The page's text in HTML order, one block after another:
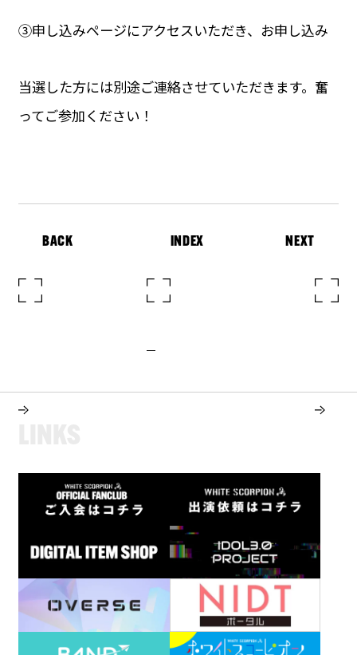
③申し込みページにアクセスいただき、お申し込み
当選した方には別途ご連絡させていただきます。奮
ってご参加ください！
BACK INDEX NEXT